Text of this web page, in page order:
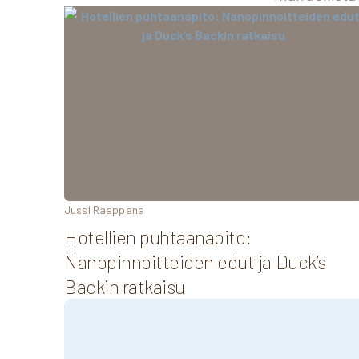
Hotellien puhtaanapito:
Nanopinnoitteiden edut ja Duck’s
Backin ratkaisu
Jussi Raappana